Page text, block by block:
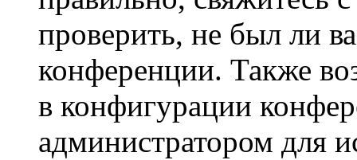
проверить, не был ли
конференции. Также
в конфигурации
администратором для